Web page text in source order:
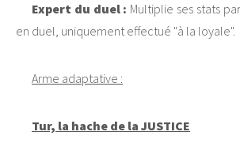
Expert du duel : Multiplie ses stats
en duel, uniquement effectué "à la loyale".
Arme adaptative :
Tur, la hache de la JUSTICE